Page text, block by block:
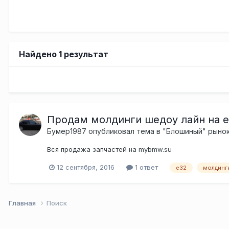
Найдено 1 результат
Продам молдинги шедоу лайн на
Бумер1987 опубликовал тема в "Блошиный"
Вся продажа запчастей на mybmw.su
12 сентября, 2016 1 ответ е32
Главная Поиск